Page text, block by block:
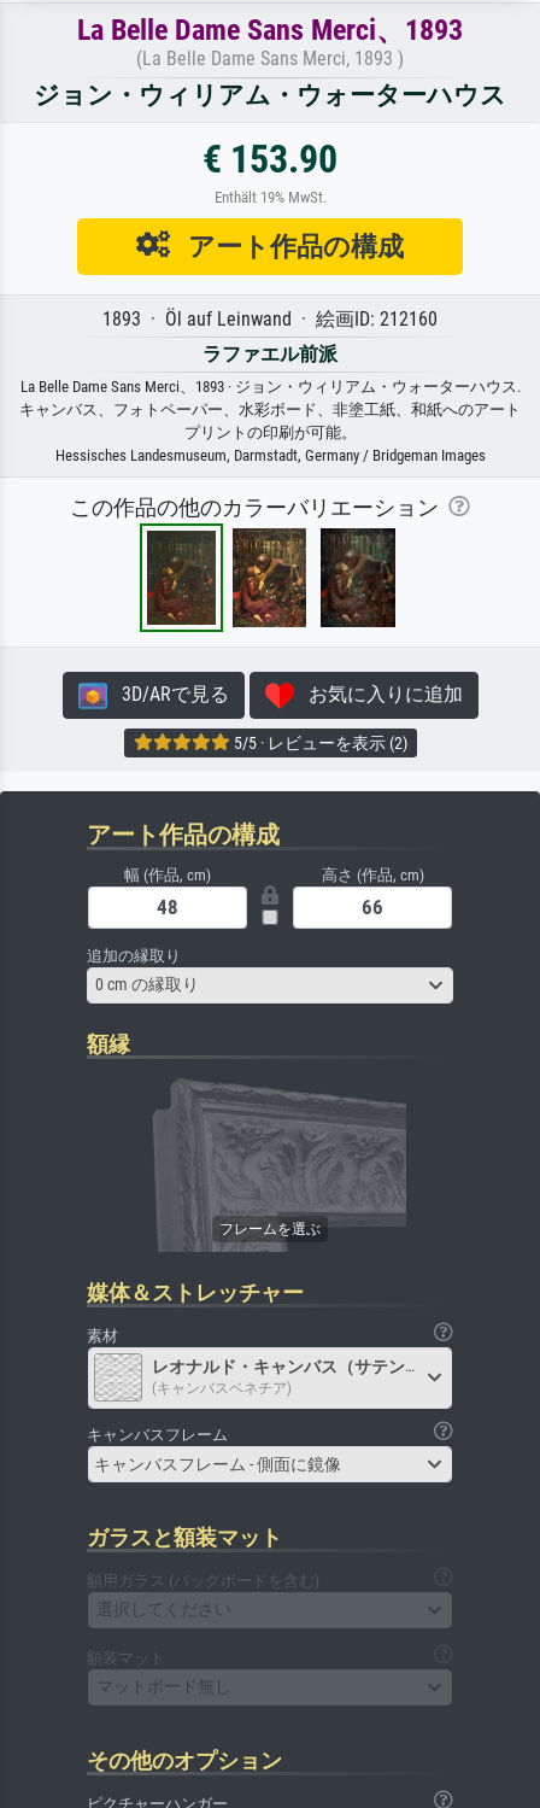
La Belle Dame Sans Merci、1893
(La Belle Dame Sans Merci, 1893 )
ジョン・ウィリアム・ウォーターハウス
€ 153.90
Enthält 19% MwSt.
アート作品の構成
1893 · Öl auf Leinwand · 絵画ID: 212160
ラファエル前派
La Belle Dame Sans Merci、1893 · ジョン・ウィリアム・ウォーターハウス.
キャンバス、フォトペーパー、水彩ボード、非塗工紙、和紙へのアート
プリントの印刷が可能。
Hessisches Landesmuseum, Darmstadt, Germany / Bridgeman Images
この作品の他のカラーバリエーション
3D/ARで見る お気に入りに追加
5/5 · レビューを表示 (2)
アート作品の構成
幅 (作品, cm) 高さ (作品, cm)
追加の縁取り
0 cm の縁取り
額縁
媒体＆ストレッチャー
素材
レオナルド・キャンバス（サテン）
(キャンバスベネチア)
キャンバスフレーム
キャンバスフレーム - 側面に鏡像
ガラスと額装マット
額用ガラス (バックボードを含む)
選択してください
額装マット
マットボード無し
その他のオプション
ピクチャーハンガー